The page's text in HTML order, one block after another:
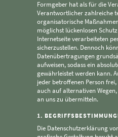
Formgeber hat als für die
Verantwortlicher zahlreiche
organisatorische
möglichst lückenlosen
Internetseite verarbeiteten
sicherzustellen. Dennoch
Datenübertragungen
aufweisen, sodass ein
gewährleistet werden kann.
jeder betroffenen Person
auch auf alternativen
an uns zu übermitteln.
1.
Die Datenschutzerklärung